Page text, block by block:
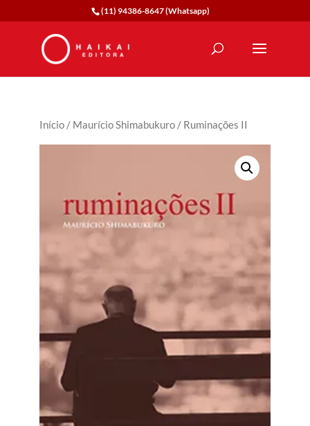
(11) 94386-8647 (Whatsapp)
Início/ Maurício Shimabukuro/ Ruminações II